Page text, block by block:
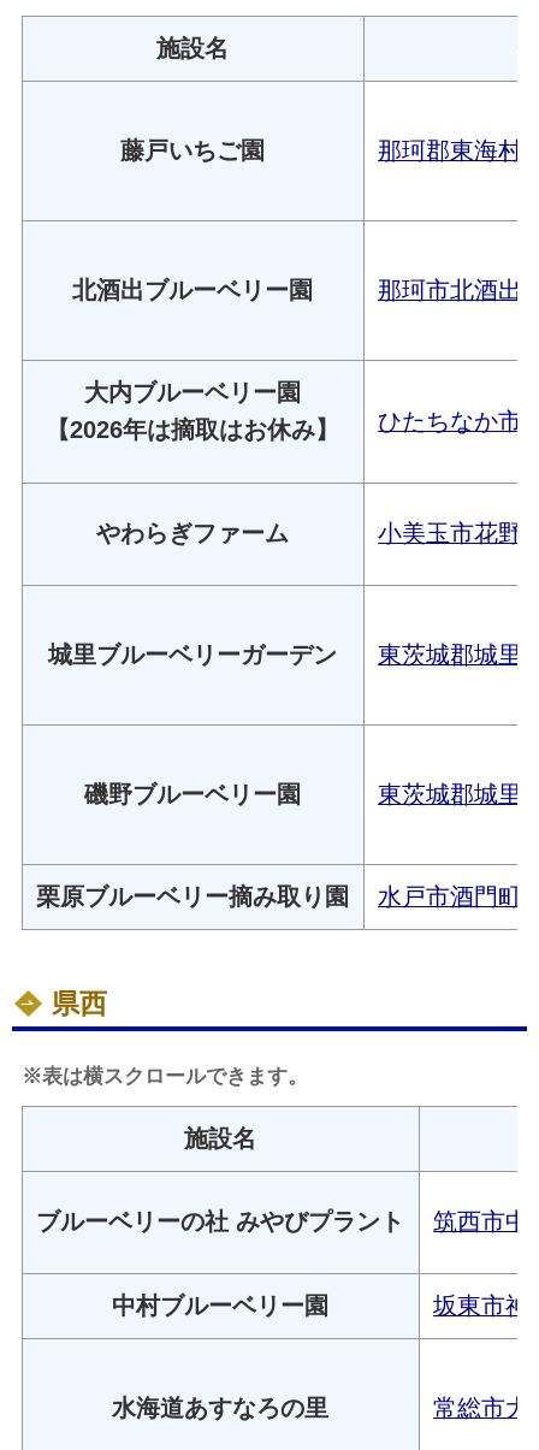
施設名
藤戸いちご園 那珂郡東海村
北酒出ブルーベリー園 那珂市北酒出
大内ブルーベリー園
【2026年は摘取はお休み】
ひたちなか市
やわらぎファーム 小美玉市花野
城里ブルーベリーガーデン 東茨城郡城里
磯野ブルーベリー園 東茨城郡城里
栗原ブルーベリー摘み取り園 水戸市酒門町
県西
※表は横スクロールできます。
施設名
ブルーベリーの社 みやびプラント 筑西市中
中村ブルーベリー園 坂東市神
水海道あすなろの里 常総市大